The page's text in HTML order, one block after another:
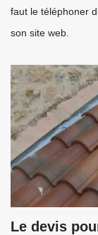
faut le téléphoner
son site web.
Le devis